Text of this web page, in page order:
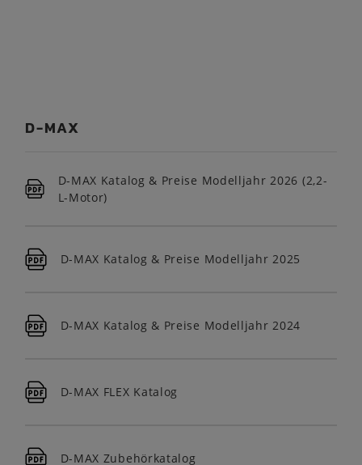
D-MAX
D-MAX Katalog & Preise Modelljahr 2026 (2,2-
L-Motor)
D-MAX Katalog & Preise Modelljahr 2025
D-MAX Katalog & Preise Modelljahr 2024
D-MAX FLEX Katalog
D-MAX Zubehörkatalog